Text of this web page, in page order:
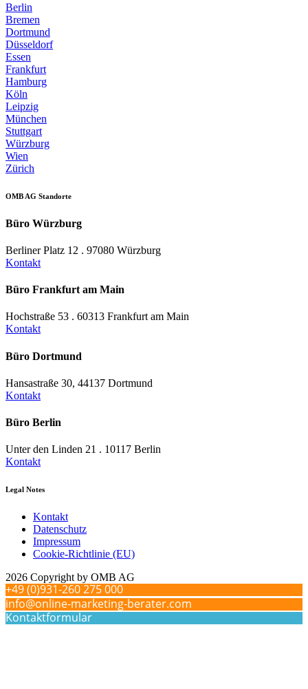
Berlin
Bremen
Dortmund
Düsseldorf
Essen
Frankfurt
Hamburg
Köln
Leipzig
München
Stuttgart
Würzburg
Wien
Zürich
OMB AG Standorte
Büro Würzburg
Berliner Platz 12 . 97080 Würzburg
Kontakt
Büro Frankfurt am Main
Hochstraße 53 . 60313 Frankfurt am Main
Kontakt
Büro Dortmund
Hansastraße 30, 44137 Dortmund
Kontakt
Büro Berlin
Unter den Linden 21 . 10117 Berlin
Kontakt
Legal Notes
Kontakt
Datenschutz
Impressum
Cookie-Richtlinie (EU)
2026 Copyright by OMB AG
+49 (0)931-260 275 000
info@online-marketing-berater.com
Kontaktformular